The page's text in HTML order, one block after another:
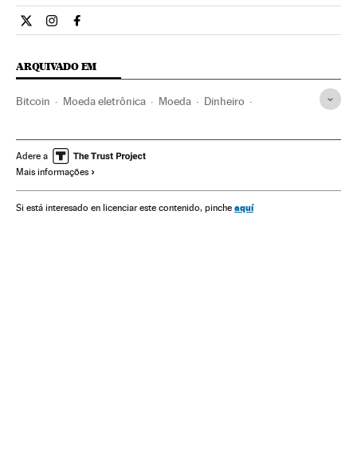
Economia El País Brasil en Twitter
Economia El País Brasil en Instagram
Economia El País Brasil en Facebook
ARQUIVADO EM
Bitcoin Moeda eletrônica Moeda Dinheiro
Medios de pago Comércio
Telecomunicações
Criptomonedas
Adere a
Mais informações
Si está interesado en licenciar este contenido, pinche aquí